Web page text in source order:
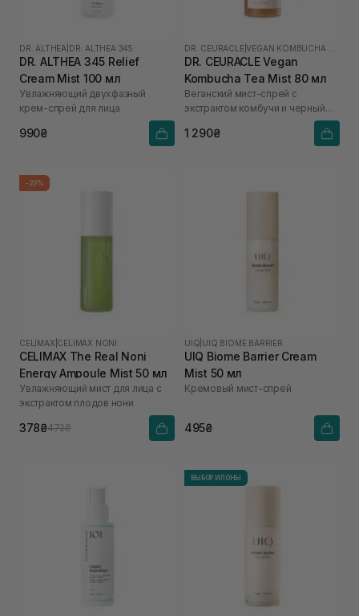
DR. ALTHEA DR. ALTHEA 345
DR. ALTHEA 345 Relief
Cream Mist 100 мл
Увлажняющий двухфазный
крем-спрей для лица
990₴
DR. CEURACLE |
DR. CEURACLE Vegan
Kombucha Tea Mist 80 мл
Веганский мист-спрей с
экстрактом комбучи и черный
1 290₴
-20%
CELIMAX CELIMAX NONI
CELIMAX The Real Noni
Energy Ampoule Mist 50 мл
Увлажняющий мист для лица с
экстрактом плодов нони
378₴472₴
UIQ UIQ BIOME BARRIER
UIQ Biome Barrier Cream
Mist 50 мл
Кремовый мист-спрей
495₴
ВЫБОР ИЛОНЫ